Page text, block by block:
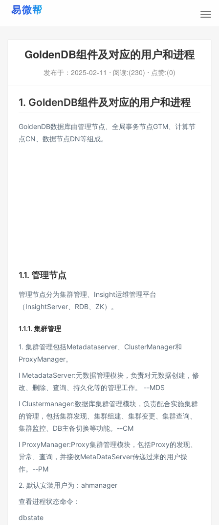
GoldenDB组件及对应的用户和进程
发布于： 2025-02-11 ⋅ 阅读:(230) ⋅ 点赞:(0)
1. GoldenDB组件及对应的用户和进程
GoldenDB数据库由管理节点、全局事务节点GTM、计算节
点CN、数据节点DN等组成。
1.1. 管理节点
管理节点分为集群管理、Insight运维管理平台
（InsightServer、RDB、ZK）。
1.1.1. 集群管理
1. 集群管理包括Metadataserver、ClusterManager和
ProxyManager。
l MetadataServer:元数据管理模块，负责对元数据创建，修
改、删除、查询、持久化等的管理工作。 --MDS
l Clustermanager:数据库集群管理模块，负责配合实施集群
的管理，包括集群发现、集群组建、集群变更、集群查询、
集群监控、DB主备切换等功能。--CM
l ProxyManager:Proxy集群管理模块，包括Proxy的发现、
异常、查询，并接收MetaDataServer传递过来的用户操
作。--PM
2. 默认安装用户为：ahmanager
查看进程状态命令：
dbstate